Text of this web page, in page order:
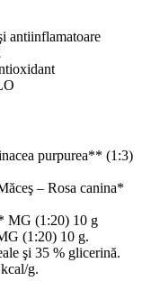
antiinflamatoare
purpurea** (1:3)
– Rosa canina*
MG (1:20) 10 g
(1:20) 10 g.
şi 35 % glicerină.
g.